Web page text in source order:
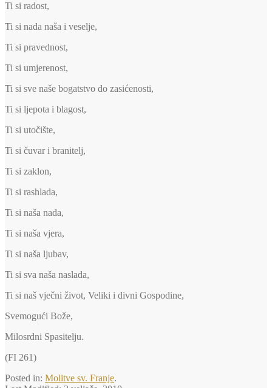
Ti si radost,
Ti si nada naša i veselje,
Ti si pravednost,
Ti si umjerenost,
Ti si sve naše bogatstvo do zasićenosti,
Ti si ljepota i blagost,
Ti si utočište,
Ti si čuvar i branitelj,
Ti si zaklon,
Ti si rashlada,
Ti si naša nada,
Ti si naša vjera,
Ti si naša ljubav,
Ti si sva naša naslada,
Ti si naš vječni život, Veliki i divni Gospodine,
Svemogući Bože,
Milosrdni Spasitelju.
(FI 261)
Posted in: Molitve sv. Franje.